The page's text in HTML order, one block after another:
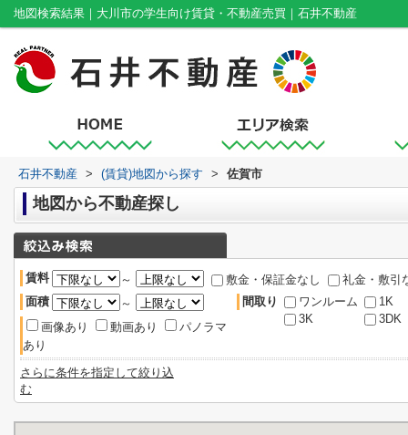
地図検索結果｜大川市の学生向け賃貸・不動産売買｜石井不動産
石井不動産 > (賃貸)地図から探す > 佐賀市
地図から不動産探し
賃料 ～ 敷金・保証金なし
礼金・敷引
面積
～
画像あり
動画あり
パノラマ
あり
間取り ワンルーム
1K
3K
3DK
さらに条件を指定して絞り込
む